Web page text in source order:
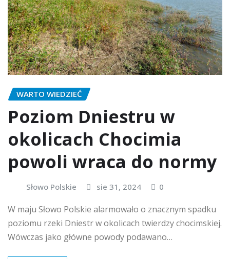
WARTO WIEDZIEĆ
Poziom Dniestru w
okolicach Chocimia
powoli wraca do normy
Słowo Polskie sie 31, 2024 0
W maju Słowo Polskie alarmowało o znacznym spadku
poziomu rzeki Dniestr w okolicach twierdzy chocimskiej.
Wówczas jako główne powody podawano…